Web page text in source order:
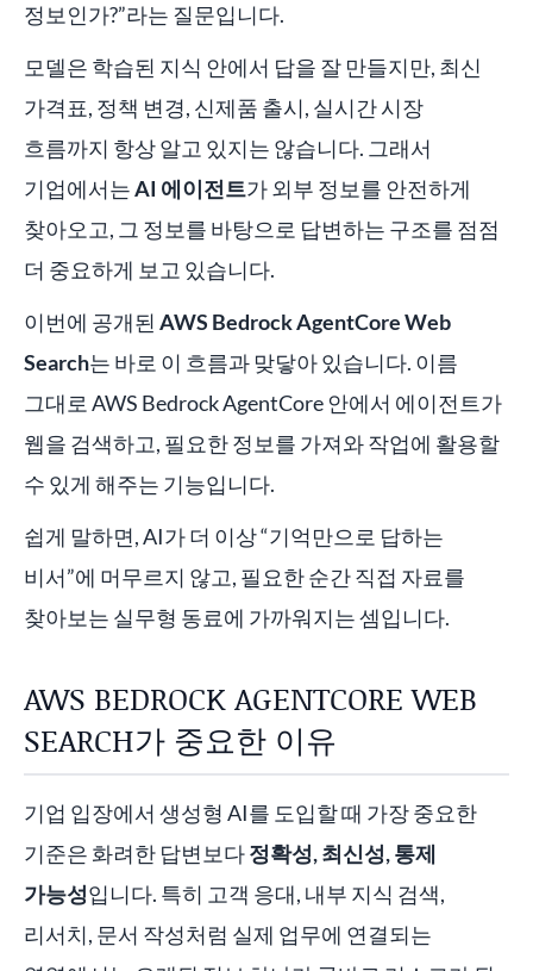
정보인가?”라는 질문입니다.
모델은 학습된 지식 안에서 답을 잘 만들지만, 최신
가격표, 정책 변경, 신제품 출시, 실시간 시장
흐름까지 항상 알고 있지는 않습니다. 그래서
기업에서는AI 에이전트가 외부 정보를 안전하게
찾아오고, 그 정보를 바탕으로 답변하는 구조를 점점
더 중요하게 보고 있습니다.
이번에 공개된 AWS Bedrock AgentCore Web
Search는 바로 이 흐름과 맞닿아 있습니다. 이름
그대로 AWS Bedrock AgentCore 안에서 에이전트가
웹을 검색하고, 필요한 정보를 가져와 작업에 활용할
수 있게 해주는 기능입니다.
쉽게 말하면, AI가 더 이상 “기억만으로 답하는
비서”에 머무르지 않고, 필요한 순간 직접 자료를
찾아보는 실무형 동료에 가까워지는 셈입니다.
AWS BEDROCK AGENTCORE WEB
SEARCH가 중요한 이유
기업 입장에서 생성형 AI를 도입할 때 가장 중요한
기준은 화려한 답변보다정확성, 최신성, 통제
가능성입니다. 특히 고객 응대, 내부 지식 검색,
리서치, 문서 작성처럼 실제 업무에 연결되는